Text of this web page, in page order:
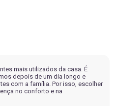
mais utilizados da casa. É
depois de um dia longo e
com a família. Por isso, escolher
no conforto e na